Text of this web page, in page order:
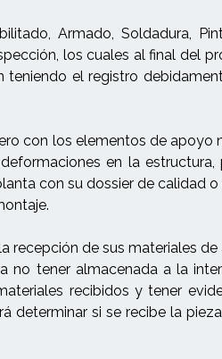
Armado, Soldadura,
los cuales al final del
el registro
con los elementos de apoyo
en la
con su dossier de calidad
recepción de sus materiales
tener almacenada a la
recibidos y tener
si se recibe la